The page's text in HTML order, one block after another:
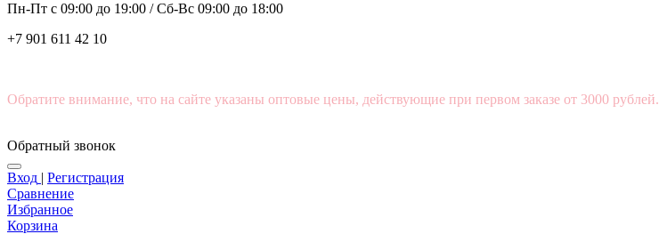
Пн-Пт с 09:00 до 19:00 /Сб-Вс 09:00 до 18:00
+7 901 611 42 10
Обратите внимание, что на сайте указаны оптовые цены, действующие при первом заказе от 3000 рублей.
Обратный звонок
Вход | Регистрация
Сравнение
Избранное
Корзина